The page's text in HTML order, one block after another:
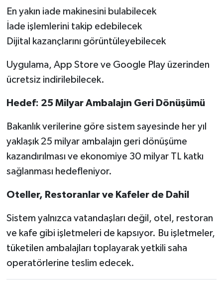
En yakın iade makinesini bulabilecek
İade işlemlerini takip edebilecek
Dijital kazançlarını görüntüleyebilecek
Uygulama, App Store ve Google Play üzerinden
ücretsiz indirilebilecek.
Hedef: 25 Milyar Ambalajın Geri Dönüşümü
Bakanlık verilerine göre sistem sayesinde her yıl
yaklaşık 25 milyar ambalajın geri dönüşüme
kazandırılması ve ekonomiye 30 milyar TL katkı
sağlanması hedefleniyor.
Oteller, Restoranlar ve Kafeler de Dahil
Sistem yalnızca vatandaşları değil, otel, restoran
ve kafe gibi işletmeleri de kapsıyor. Bu işletmeler,
tüketilen ambalajları toplayarak yetkili saha
operatörlerine teslim edecek.